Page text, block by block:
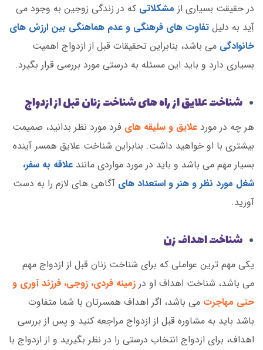
در حقیقت بسیاری از مشکلاتی که در زندگی زوجین به وجود می
آِید به دلیل تفاوت های فرهنگی و عدم هماهنگی بین ارزش های
خانوادگی می باشد، بنابراین تحقیقات قبل از ازدواج اهمیت
بسیاری دارد و باید این مسئله به درستی مورد بررسی قرار بگیرد.
شناخت علایق از راه های شناخت زنان قبل از ازدواج
هر چه در مورد علایق و سلیقه های فرد مورد نظر بدانید، صمیمت
بیشتری با او خواهید داشت. بنابراین شناخت علایق همسر آینده
بسیار مهم می باشد و باید در مورد مواردی مانند علاقه به سفر،
شغل مورد نظر و هنر و استعداد های آگاهی های لازم را به دست
آورید.
شناخت اهداف زن
یکی مهم ترین عواملی که برای شناخت زنان قبل از ازدواج مهم
می باشد، شناخت اهداف او در زمینه فردی، زوجی، فرزند آوری و
حتی مهاجرت می باشد، اگر اهداف همسرتان با شما متفاوت
باشد باید به مشاوره قبل از ازدواج مراجعه کنید و پس از بررسی
اهداف، برای ازدواج انتخاب درستی را در نظر بگیرید و از ازدواج با